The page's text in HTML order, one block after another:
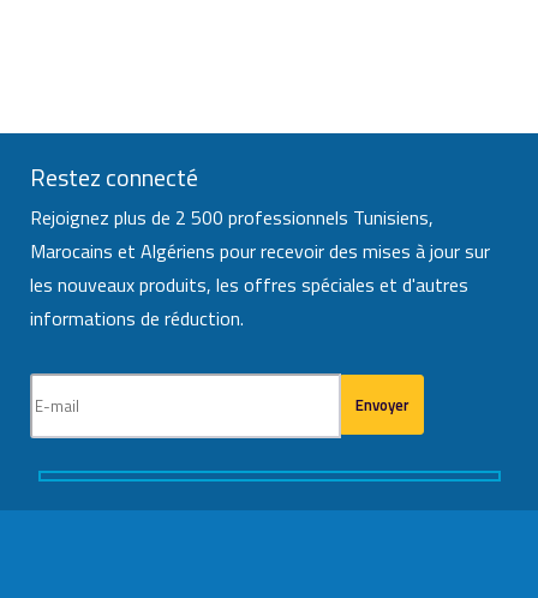
Restez connecté
Rejoignez plus de 2 500 professionnels Tunisiens,
Marocains et Algériens pour recevoir des mises à jour sur
les nouveaux produits, les offres spéciales et d'autres
informations de réduction.